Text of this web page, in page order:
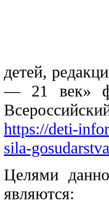
детей,
— 21 век»
https://deti-
sila-
Целями
являются: